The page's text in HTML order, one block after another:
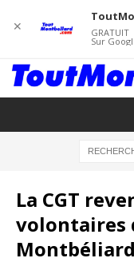
La CGT
volontaires
Montbéliard
✕ GRATUIT
Sur